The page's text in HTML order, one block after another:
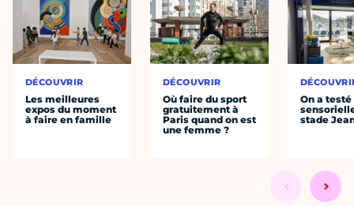
DÉCOUVRIR
Les meilleures
expos du moment
à faire en famille
DÉCOUVRIR
Où faire du sport
gratuitement à
Paris quand on est
une femme ?
On a
stade